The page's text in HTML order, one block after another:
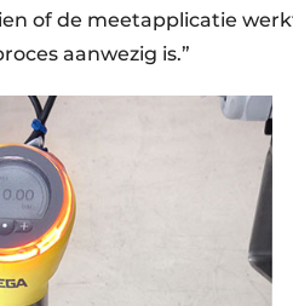
of de meetapplicatie
aanwezig is.”